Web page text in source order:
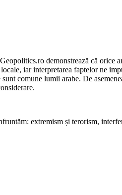
demonstrează că orice
iar interpretarea faptelor ne
comune lumii arabe. De
extremism și terorism,